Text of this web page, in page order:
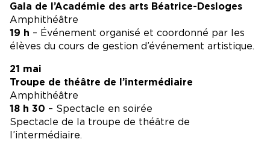
Gala de l’Académie des arts Béatrice-Desloges
Amphithéâtre
19 h – Événement organisé et coordonné par les
élèves du cours de gestion d’événement artistique.
21 mai
Troupe de théâtre de l’intermédiaire
Amphithéâtre
18 h 30 – Spectacle en soirée
Spectacle de la troupe de théâtre de
l’intermédiaire.